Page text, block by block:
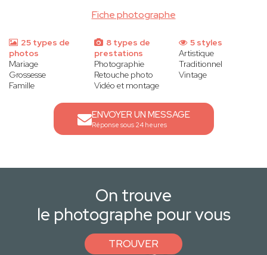
Fiche photographe
25 types de
photos
Mariage
Grossesse
Famille
8 types de
prestations
Photographie
Retouche photo
Vidéo et montage
5 styles
Artistique
Traditionnel
Vintage
ENVOYER UN MESSAGE
Réponse sous 24 heures
On trouve
le photographe pour vous
TROUVER